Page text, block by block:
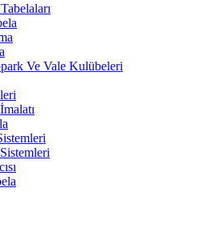
Ve Vale Kulübeleri